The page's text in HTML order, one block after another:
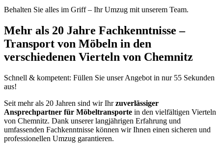
Behalten Sie alles im Griff – Ihr Umzug mit unserem Team.
Mehr als 20 Jahre Fachkenntnisse –
Transport von Möbeln in den
verschiedenen Vierteln von Chemnitz
Schnell & kompetent: Füllen Sie unser Angebot in nur 55 Sekunden
aus!
Seit mehr als 20 Jahren sind wir Ihrzuverlässiger
Ansprechpartner für Möbeltransporte in den vielfältigen Vierteln
von Chemnitz. Dank unserer langjährigen Erfahrung und
umfassenden Fachkenntnisse können wir Ihnen einen sicheren und
professionellen Umzug garantieren.